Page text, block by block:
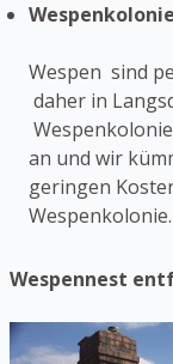
Wespen sind
daher in
an und wir
geringen
Wespenkolonie.
Wespennest